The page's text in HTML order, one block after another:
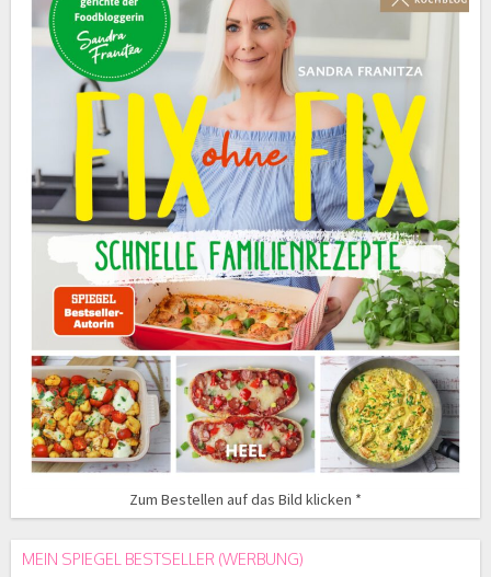
Zum Bestellen auf das Bild klicken *
MEIN SPIEGEL BESTSELLER (WERBUNG)